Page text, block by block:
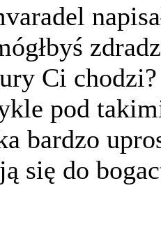
Ci
pod
bardzo
się do